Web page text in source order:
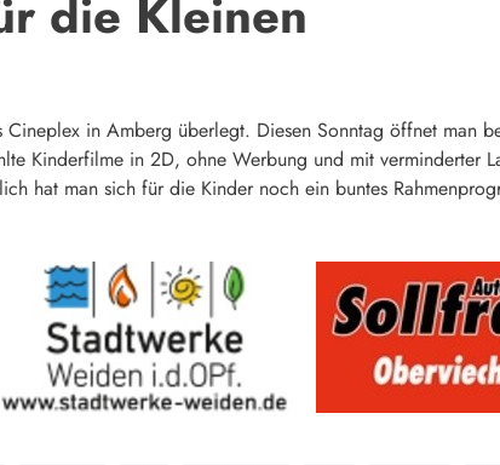
die Kleinen
in Amberg überlegt. Diesen Sonntag öffnet man
Kinderfilme in 2D, ohne Werbung und mit verminderter
hat man sich für die Kinder noch ein buntes